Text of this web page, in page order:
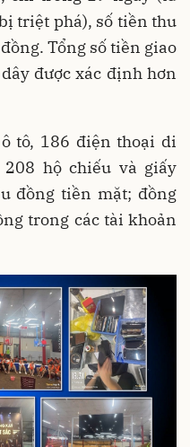
triệt phá), số tiền thu
Tổng số tiền giao
được xác định hơn
tô, 186 điện thoại di
hộ chiếu và giấy
đồng tiền mặt; đồng
trong các tài khoản